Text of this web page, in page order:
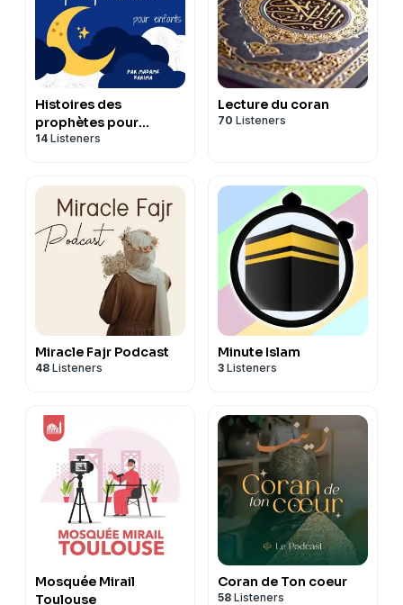
Histoires des
prophètes pour
enfants
14 Listeners
Lecture du coran
70 Listeners
Miracle Fajr Podcast
48 Listeners
Minute Islam
3 Listeners
Mosquée Mirail
Toulouse
Coran de Ton coeur
58 Listeners